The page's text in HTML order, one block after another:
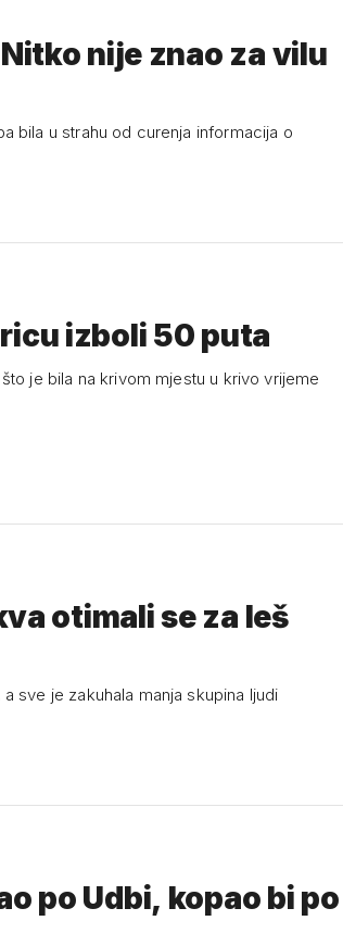
nije znao za vilu
bila u strahu od curenja informacija o
izboli 50 puta
je bila na krivom mjestu u krivo vrijeme
otimali se za leš
sve je zakuhala manja skupina ljudi
po Udbi, kopao bi po